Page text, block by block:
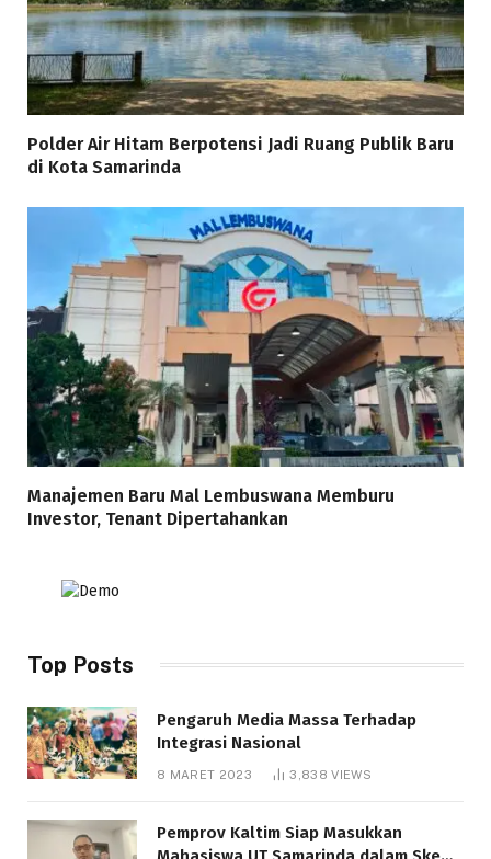
Polder Air Hitam Berpotensi Jadi Ruang Publik Baru
di Kota Samarinda
Manajemen Baru Mal Lembuswana Memburu
Investor, Tenant Dipertahankan
Top Posts
Pengaruh Media Massa Terhadap
Integrasi Nasional
8 MARET 2023 3,838VIEWS
Pemprov Kaltim Siap Masukkan